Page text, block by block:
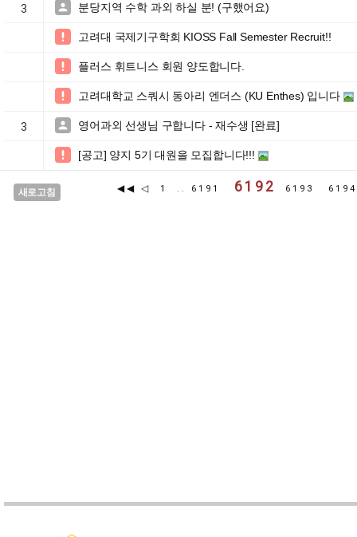
3  분당지역 수학 과외 하실 분! (구했어요)
 고려대 국제기구학회 KIOSS Fall Semester Recruit!!
 플러스 휘트니스 회원 양도합니다.
 고려대학교 스쿼시 동아리 엔더스 (KU Enthes) 입니다
3  영어과외 선생님 구합니다 - 재수생 [완료]
 [공고] 양지 5기 대원을 모집합니다!!!
새로고침 ◀◀ ◁ 1 .. 6191 6192 6193